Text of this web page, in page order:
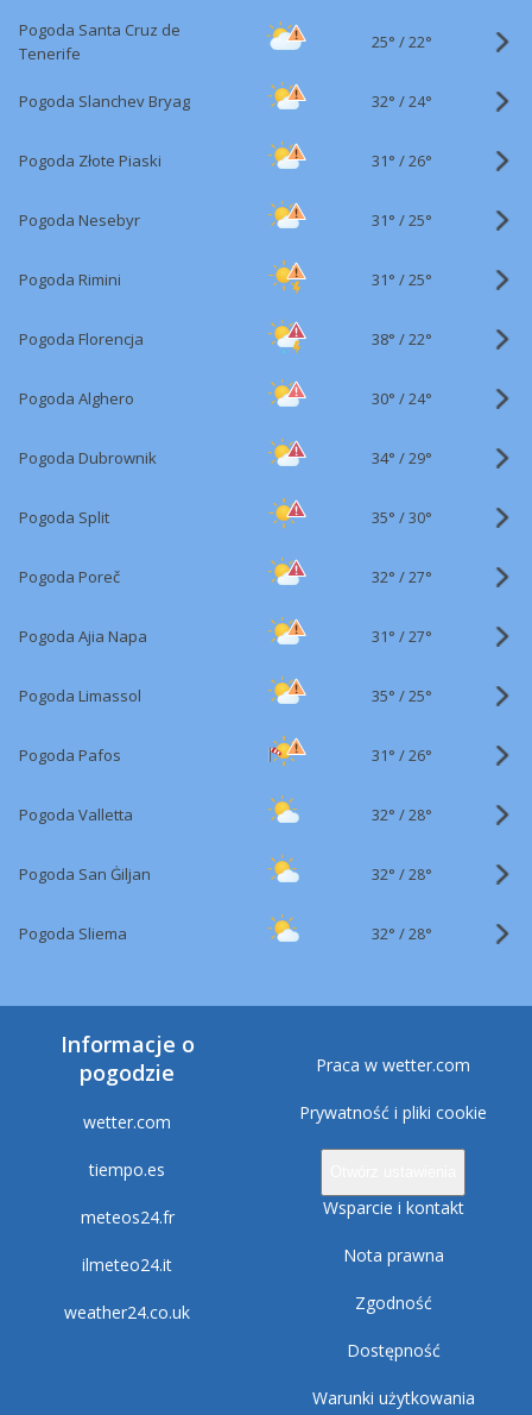
Pogoda Santa Cruz de
Tenerife
25° /22°
Pogoda Slanchev Bryag 32° /24°
Pogoda Złote Piaski 31° /26°
Pogoda Nesebyr 31° /25°
Pogoda Rimini 31° /25°
Pogoda Florencja 38° /22°
Pogoda Alghero 30° /24°
Pogoda Dubrownik 34° /29°
Pogoda Split 35° /30°
Pogoda Poreč 32° /27°
Pogoda Ajia Napa 31° /27°
Pogoda Limassol 35° /25°
Pogoda Pafos 31° /26°
Pogoda Valletta 32° /28°
Pogoda San Ġiljan 32° /28°
Pogoda Sliema 32° /28°
Informacje o
pogodzie
wetter.com
tiempo.es
meteos24.fr
ilmeteo24.it
weather24.co.uk
Praca w wetter.com
Prywatność i pliki cookie
Wsparcie i kontakt
Nota prawna
Zgodność
Dostępność
Warunki użytkowania